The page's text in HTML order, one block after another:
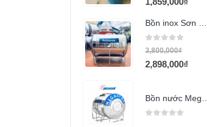
Bồn inox Sơn Hà 1000l ngang
0 out of 5
3,800,000₫
2,898,000₫